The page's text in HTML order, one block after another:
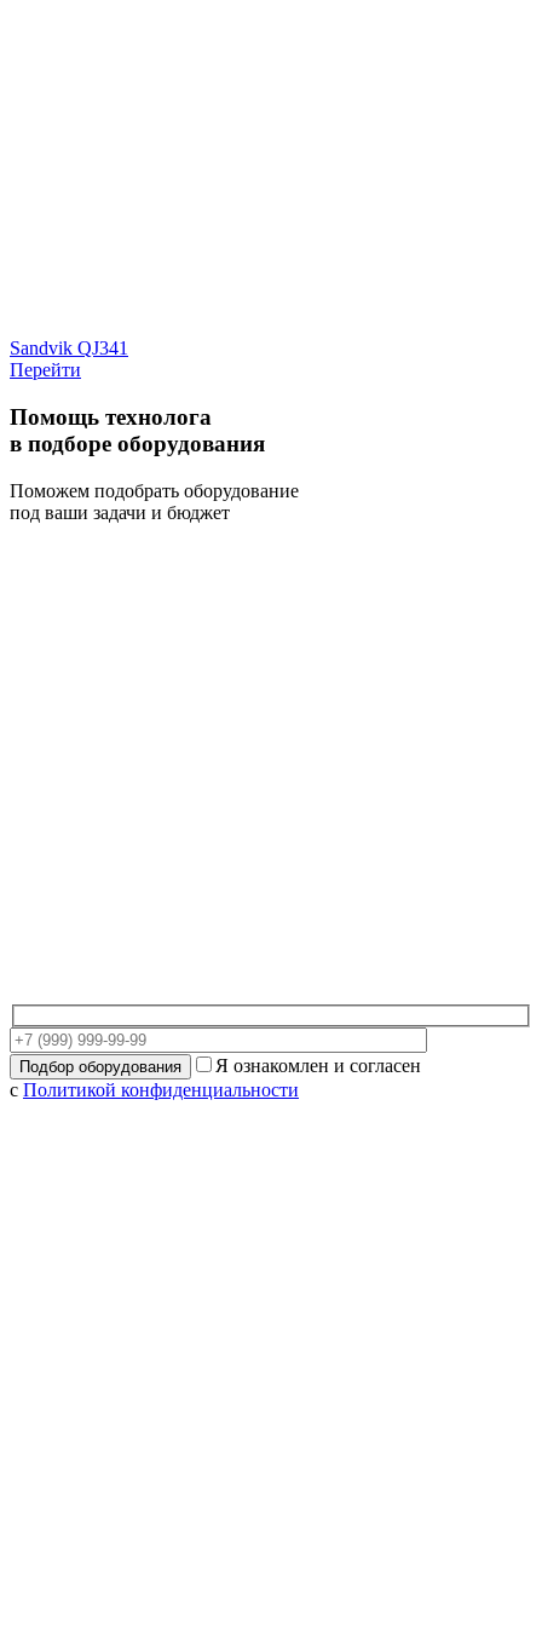
Sandvik QJ341
Перейти
Помощь технолога
в подборе оборудования
Поможем подобрать оборудование
под ваши задачи и бюджет
Я ознакомлен и согласен
с Политикой конфиденциальности